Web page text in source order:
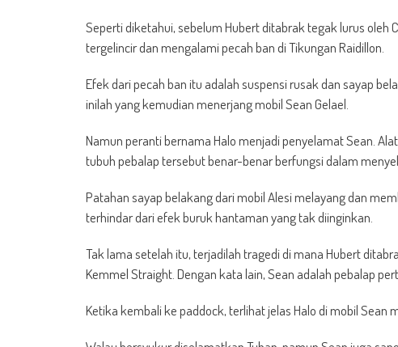
Seperti diketahui, sebelum Hubert ditabrak tegak lurus oleh
tergelincir dan mengalami pecah ban di Tikungan Raidillon.
Efek dari pecah ban itu adalah suspensi rusak dan sayap
inilah yang kemudian menerjang mobil Sean Gelael.
Namun peranti bernama Halo menjadi penyelamat Sean.
tubuh pebalap tersebut benar-benar berfungsi dalam
Patahan sayap belakang dari mobil Alesi melayang dan
terhindar dari efek buruk hantaman yang tak diinginkan.
Tak lama setelah itu, terjadilah tragedi di mana Hubert
Kemmel Straight. Dengan kata lain, Sean adalah pebalap
Ketika kembali ke paddock, terlihat jelas Halo di mobil